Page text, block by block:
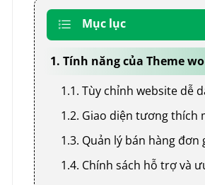
Mục lục
1. Tính năng của Theme
1.1. Tùy chỉnh website dễ
1.2. Giao diện tương thích
1.3. Quản lý bán hàng
1.4. Chính sách hỗ trợ và